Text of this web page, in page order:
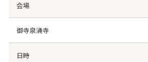
会場
御寺泉涌寺
日時